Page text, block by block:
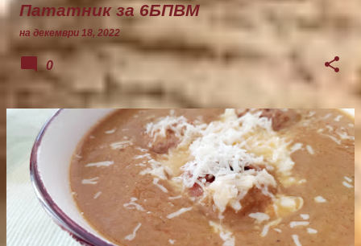
Пататник за 6БПВМ
на декември 18, 2022
0